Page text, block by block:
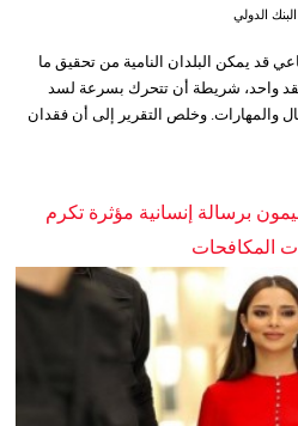
البنك الدولي
قد يمكن البلدان النامية من تحقيق ما
واحد، شريطة أن تتحرك بسرعة لسد
والمهارات. وخلص التقرير إلى أن فقدان
برسالة إنسانية مؤثرة تكرم
المكافحات